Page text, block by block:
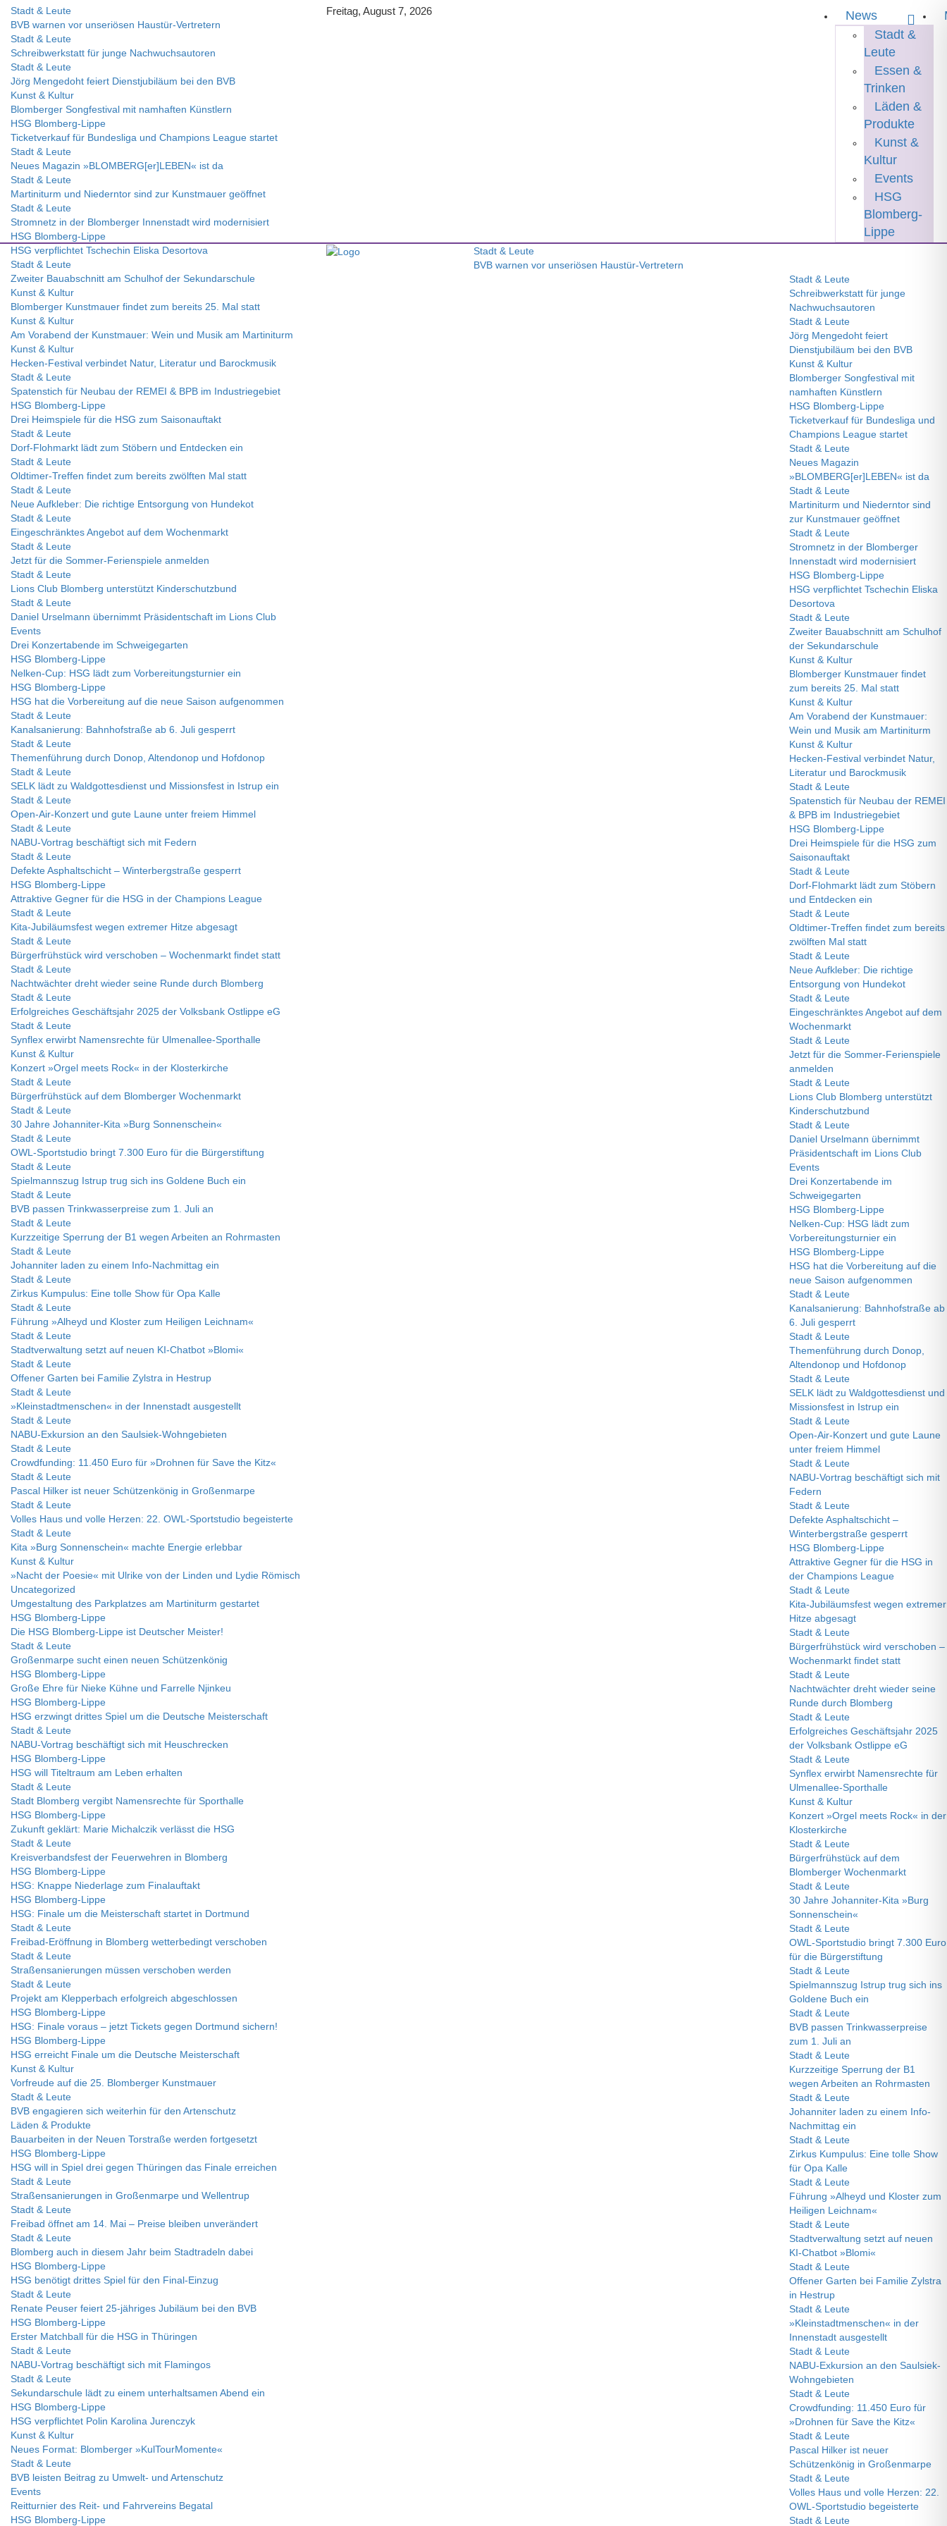
Stadt & Leute
BVB warnen vor unseriösen Haustür-Vertretern
Stadt & Leute
Schreibwerkstatt für junge Nachwuchsautoren
Stadt & Leute
Jörg Mengedoht feiert Dienstjubiläum bei den BVB
Kunst & Kultur
Blomberger Songfestival mit namhaften Künstlern
HSG Blomberg-Lippe
Ticketverkauf für Bundesliga und Champions League startet
Stadt & Leute
Neues Magazin »BLOMBERG[er]LEBEN« ist da
Stadt & Leute
Martiniturm und Niederntor sind zur Kunstmauer geöffnet
Stadt & Leute
Stromnetz in der Blomberger Innenstadt wird modernisiert
HSG Blomberg-Lippe
HSG verpflichtet Tschechin Eliska Desortova
Stadt & Leute
Zweiter Bauabschnitt am Schulhof der Sekundarschule
Kunst & Kultur
Blomberger Kunstmauer findet zum bereits 25. Mal statt
Kunst & Kultur
Am Vorabend der Kunstmauer: Wein und Musik am Martiniturm
Kunst & Kultur
Hecken-Festival verbindet Natur, Literatur und Barockmusik
Stadt & Leute
Spatenstich für Neubau der REMEI & BPB im Industriegebiet
HSG Blomberg-Lippe
Drei Heimspiele für die HSG zum Saisonauftakt
Stadt & Leute
Dorf-Flohmarkt lädt zum Stöbern und Entdecken ein
Stadt & Leute
Oldtimer-Treffen findet zum bereits zwölften Mal statt
Stadt & Leute
Neue Aufkleber: Die richtige Entsorgung von Hundekot
Stadt & Leute
Eingeschränktes Angebot auf dem Wochenmarkt
Stadt & Leute
Jetzt für die Sommer-Ferienspiele anmelden
Stadt & Leute
Lions Club Blomberg unterstützt Kinderschutzbund
Stadt & Leute
Daniel Urselmann übernimmt Präsidentschaft im Lions Club
Events
Drei Konzertabende im Schweigegarten
HSG Blomberg-Lippe
Nelken-Cup: HSG lädt zum Vorbereitungsturnier ein
HSG Blomberg-Lippe
HSG hat die Vorbereitung auf die neue Saison aufgenommen
Stadt & Leute
Kanalsanierung: Bahnhofstraße ab 6. Juli gesperrt
Stadt & Leute
Themenführung durch Donop, Altendonop und Hofdonop
Stadt & Leute
SELK lädt zu Waldgottesdienst und Missionsfest in Istrup ein
Stadt & Leute
Open-Air-Konzert und gute Laune unter freiem Himmel
Stadt & Leute
NABU-Vortrag beschäftigt sich mit Federn
Stadt & Leute
Defekte Asphaltschicht – Winterbergstraße gesperrt
HSG Blomberg-Lippe
Attraktive Gegner für die HSG in der Champions League
Stadt & Leute
Kita-Jubiläumsfest wegen extremer Hitze abgesagt
Stadt & Leute
Bürgerfrühstück wird verschoben – Wochenmarkt findet statt
Stadt & Leute
Nachtwächter dreht wieder seine Runde durch Blomberg
Stadt & Leute
Erfolgreiches Geschäftsjahr 2025 der Volksbank Ostlippe eG
Stadt & Leute
Synflex erwirbt Namensrechte für Ulmenallee-Sporthalle
Kunst & Kultur
Konzert »Orgel meets Rock« in der Klosterkirche
Stadt & Leute
Bürgerfrühstück auf dem Blomberger Wochenmarkt
Stadt & Leute
30 Jahre Johanniter-Kita »Burg Sonnenschein«
Stadt & Leute
OWL-Sportstudio bringt 7.300 Euro für die Bürgerstiftung
Stadt & Leute
Spielmannszug Istrup trug sich ins Goldene Buch ein
Stadt & Leute
BVB passen Trinkwasserpreise zum 1. Juli an
Stadt & Leute
Kurzzeitige Sperrung der B1 wegen Arbeiten an Rohrmasten
Stadt & Leute
Johanniter laden zu einem Info-Nachmittag ein
Stadt & Leute
Zirkus Kumpulus: Eine tolle Show für Opa Kalle
Stadt & Leute
Führung »Alheyd und Kloster zum Heiligen Leichnam«
Stadt & Leute
Stadtverwaltung setzt auf neuen KI-Chatbot »Blomi«
Stadt & Leute
Offener Garten bei Familie Zylstra in Hestrup
Stadt & Leute
»Kleinstadtmenschen« in der Innenstadt ausgestellt
Stadt & Leute
NABU-Exkursion an den Saulsiek-Wohngebieten
Stadt & Leute
Crowdfunding: 11.450 Euro für »Drohnen für Save the Kitz«
Stadt & Leute
Pascal Hilker ist neuer Schützenkönig in Großenmarpe
Stadt & Leute
Volles Haus und volle Herzen: 22. OWL-Sportstudio begeisterte
Stadt & Leute
Kita »Burg Sonnenschein« machte Energie erlebbar
Kunst & Kultur
»Nacht der Poesie« mit Ulrike von der Linden und Lydie Römisch
Uncategorized
Umgestaltung des Parkplatzes am Martiniturm gestartet
HSG Blomberg-Lippe
Die HSG Blomberg-Lippe ist Deutscher Meister!
Stadt & Leute
Großenmarpe sucht einen neuen Schützenkönig
HSG Blomberg-Lippe
Große Ehre für Nieke Kühne und Farrelle Njinkeu
HSG Blomberg-Lippe
HSG erzwingt drittes Spiel um die Deutsche Meisterschaft
Stadt & Leute
NABU-Vortrag beschäftigt sich mit Heuschrecken
HSG Blomberg-Lippe
HSG will Titeltraum am Leben erhalten
Stadt & Leute
Stadt Blomberg vergibt Namensrechte für Sporthalle
HSG Blomberg-Lippe
Zukunft geklärt: Marie Michalczik verlässt die HSG
Stadt & Leute
Kreisverbandsfest der Feuerwehren in Blomberg
HSG Blomberg-Lippe
HSG: Knappe Niederlage zum Finalauftakt
HSG Blomberg-Lippe
HSG: Finale um die Meisterschaft startet in Dortmund
Stadt & Leute
Freibad-Eröffnung in Blomberg wetterbedingt verschoben
Stadt & Leute
Straßensanierungen müssen verschoben werden
Stadt & Leute
Projekt am Klepperbach erfolgreich abgeschlossen
HSG Blomberg-Lippe
HSG: Finale voraus – jetzt Tickets gegen Dortmund sichern!
HSG Blomberg-Lippe
HSG erreicht Finale um die Deutsche Meisterschaft
Kunst & Kultur
Vorfreude auf die 25. Blomberger Kunstmauer
Stadt & Leute
BVB engagieren sich weiterhin für den Artenschutz
Läden & Produkte
Bauarbeiten in der Neuen Torstraße werden fortgesetzt
HSG Blomberg-Lippe
HSG will in Spiel drei gegen Thüringen das Finale erreichen
Stadt & Leute
Straßensanierungen in Großenmarpe und Wellentrup
Stadt & Leute
Freibad öffnet am 14. Mai – Preise bleiben unverändert
Stadt & Leute
Blomberg auch in diesem Jahr beim Stadtradeln dabei
HSG Blomberg-Lippe
HSG benötigt drittes Spiel für den Final-Einzug
Stadt & Leute
Renate Peuser feiert 25-jähriges Jubiläum bei den BVB
HSG Blomberg-Lippe
Erster Matchball für die HSG in Thüringen
Stadt & Leute
NABU-Vortrag beschäftigt sich mit Flamingos
Stadt & Leute
Sekundarschule lädt zu einem unterhaltsamen Abend ein
HSG Blomberg-Lippe
HSG verpflichtet Polin Karolina Jurenczyk
Kunst & Kultur
Neues Format: Blomberger »KulTourMomente«
Stadt & Leute
BVB leisten Beitrag zu Umwelt- und Artenschutz
Events
Reitturnier des Reit- und Fahrvereins Begatal
HSG Blomberg-Lippe
Freitag, August 7, 2026
News
Stadt &
Leute
Essen &
Trinken
Läden &
Produkte
Kunst &
Kultur
Events
HSG
Blomberg-
Lippe
Stadt & Leute
BVB warnen vor unseriösen Haustür-Vertretern
Stadt & Leute
Schreibwerkstatt für junge
Nachwuchsautoren
Stadt & Leute
Jörg Mengedoht feiert
Dienstjubiläum bei den BVB
Kunst & Kultur
Blomberger Songfestival mit
namhaften Künstlern
HSG Blomberg-Lippe
Ticketverkauf für Bundesliga und
Champions League startet
Stadt & Leute
Neues Magazin
»BLOMBERG[er]LEBEN« ist da
Stadt & Leute
Martiniturm und Niederntor sind
zur Kunstmauer geöffnet
Stadt & Leute
Stromnetz in der Blomberger
Innenstadt wird modernisiert
HSG Blomberg-Lippe
HSG verpflichtet Tschechin Eliska
Desortova
Stadt & Leute
Zweiter Bauabschnitt am Schulhof
der Sekundarschule
Kunst & Kultur
Blomberger Kunstmauer findet
zum bereits 25. Mal statt
Kunst & Kultur
Am Vorabend der Kunstmauer:
Wein und Musik am Martiniturm
Kunst & Kultur
Hecken-Festival verbindet Natur,
Literatur und Barockmusik
Stadt & Leute
Spatenstich für Neubau der REMEI
& BPB im Industriegebiet
HSG Blomberg-Lippe
Drei Heimspiele für die HSG zum
Saisonauftakt
Stadt & Leute
Dorf-Flohmarkt lädt zum Stöbern
und Entdecken ein
Stadt & Leute
Oldtimer-Treffen findet zum bereits
zwölften Mal statt
Stadt & Leute
Neue Aufkleber: Die richtige
Entsorgung von Hundekot
Stadt & Leute
Eingeschränktes Angebot auf dem
Wochenmarkt
Stadt & Leute
Jetzt für die Sommer-Ferienspiele
anmelden
Stadt & Leute
Lions Club Blomberg unterstützt
Kinderschutzbund
Stadt & Leute
Daniel Urselmann übernimmt
Präsidentschaft im Lions Club
Events
Drei Konzertabende im
Schweigegarten
HSG Blomberg-Lippe
Nelken-Cup: HSG lädt zum
Vorbereitungsturnier ein
HSG Blomberg-Lippe
HSG hat die Vorbereitung auf die
neue Saison aufgenommen
Stadt & Leute
Kanalsanierung: Bahnhofstraße ab
6. Juli gesperrt
Stadt & Leute
Themenführung durch Donop,
Altendonop und Hofdonop
Stadt & Leute
SELK lädt zu Waldgottesdienst und
Missionsfest in Istrup ein
Stadt & Leute
Open-Air-Konzert und gute Laune
unter freiem Himmel
Stadt & Leute
NABU-Vortrag beschäftigt sich mit
Federn
Stadt & Leute
Defekte Asphaltschicht –
Winterbergstraße gesperrt
HSG Blomberg-Lippe
Attraktive Gegner für die HSG in
der Champions League
Stadt & Leute
Kita-Jubiläumsfest wegen extremer
Hitze abgesagt
Stadt & Leute
Bürgerfrühstück wird verschoben –
Wochenmarkt findet statt
Stadt & Leute
Nachtwächter dreht wieder seine
Runde durch Blomberg
Stadt & Leute
Erfolgreiches Geschäftsjahr 2025
der Volksbank Ostlippe eG
Stadt & Leute
Synflex erwirbt Namensrechte für
Ulmenallee-Sporthalle
Kunst & Kultur
Konzert »Orgel meets Rock« in der
Klosterkirche
Stadt & Leute
Bürgerfrühstück auf dem
Blomberger Wochenmarkt
Stadt & Leute
30 Jahre Johanniter-Kita »Burg
Sonnenschein«
Stadt & Leute
OWL-Sportstudio bringt 7.300 Euro
für die Bürgerstiftung
Stadt & Leute
Spielmannszug Istrup trug sich ins
Goldene Buch ein
Stadt & Leute
BVB passen Trinkwasserpreise
zum 1. Juli an
Stadt & Leute
Kurzzeitige Sperrung der B1
wegen Arbeiten an Rohrmasten
Stadt & Leute
Johanniter laden zu einem Info-
Nachmittag ein
Stadt & Leute
Zirkus Kumpulus: Eine tolle Show
für Opa Kalle
Stadt & Leute
Führung »Alheyd und Kloster zum
Heiligen Leichnam«
Stadt & Leute
Stadtverwaltung setzt auf neuen
KI-Chatbot »Blomi«
Stadt & Leute
Offener Garten bei Familie Zylstra
in Hestrup
Stadt & Leute
»Kleinstadtmenschen« in der
Innenstadt ausgestellt
Stadt & Leute
NABU-Exkursion an den Saulsiek-
Wohngebieten
Stadt & Leute
Crowdfunding: 11.450 Euro für
»Drohnen für Save the Kitz«
Stadt & Leute
Pascal Hilker ist neuer
Schützenkönig in Großenmarpe
Stadt & Leute
Volles Haus und volle Herzen: 22.
OWL-Sportstudio begeisterte
Stadt & Leute